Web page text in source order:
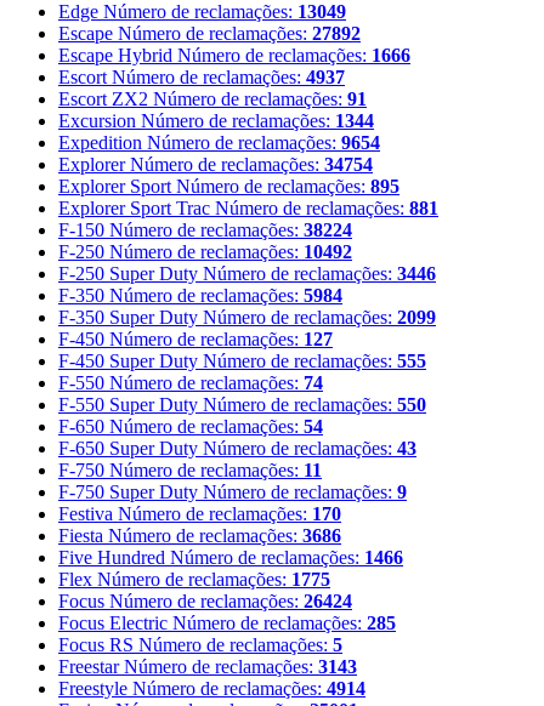
Edge Número de reclamações: 13049
Escape Número de reclamações: 27892
Escape Hybrid Número de reclamações: 1666
Escort Número de reclamações: 4937
Escort ZX2 Número de reclamações: 91
Excursion Número de reclamações: 1344
Expedition Número de reclamações: 9654
Explorer Número de reclamações: 34754
Explorer Sport Número de reclamações: 895
Explorer Sport Trac Número de reclamações: 881
F-150 Número de reclamações: 38224
F-250 Número de reclamações: 10492
F-250 Super Duty Número de reclamações: 3446
F-350 Número de reclamações: 5984
F-350 Super Duty Número de reclamações: 2099
F-450 Número de reclamações: 127
F-450 Super Duty Número de reclamações: 555
F-550 Número de reclamações: 74
F-550 Super Duty Número de reclamações: 550
F-650 Número de reclamações: 54
F-650 Super Duty Número de reclamações: 43
F-750 Número de reclamações: 11
F-750 Super Duty Número de reclamações: 9
Festiva Número de reclamações: 170
Fiesta Número de reclamações: 3686
Five Hundred Número de reclamações: 1466
Flex Número de reclamações: 1775
Focus Número de reclamações: 26424
Focus Electric Número de reclamações: 285
Focus RS Número de reclamações: 5
Freestar Número de reclamações: 3143
Freestyle Número de reclamações: 4914